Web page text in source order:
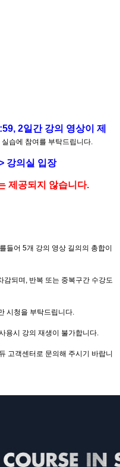
2일간 강의 영상이 제
습에 참여를 부탁드립니다.
강의실 입장
제공되지 않습니다.
들어 5개 강의 영상 길의의 총합이
되며, 반복 또는 중복구간 수강도
시청을 부탁드립니다.
용시 강의 재생이 불가합니다.
고객센터로 문의해 주시기 바랍니